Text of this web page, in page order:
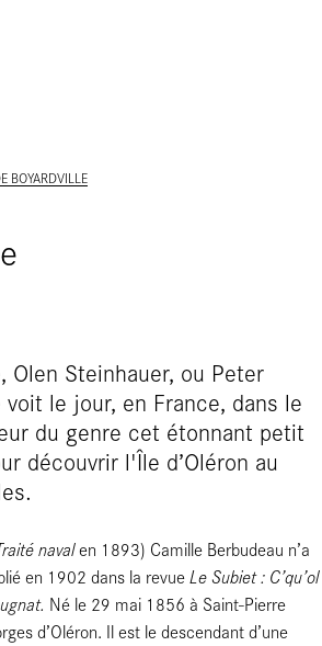
BOYARDVILLE
Olen Steinhauer, ou Peter
le jour, en France, dans le
du genre cet étonnant petit
découvrir l'Île d’Oléron au
navalen 1893) Camille Berbudeau n’a
en 1902 dans la revueLe Subiet : C’qu’ol
Né le 29 mai 1856 à Saint-Pierre
d’Oléron. Il est le descendant d’une